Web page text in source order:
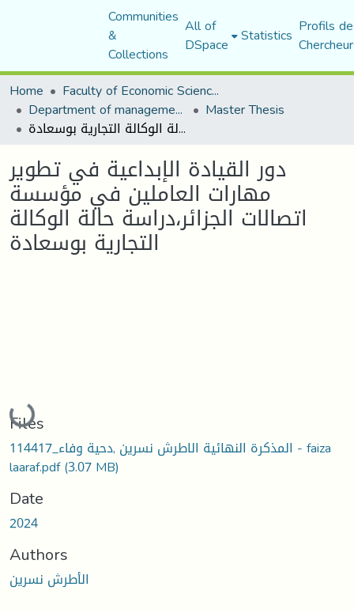
Communities
&
Collections
All of
DSpace Statistics Profils
Home
Faculty of Economic Sciences, Commerce and Management Sciences
Department of management sciences Master Thesis
دور القيادة الإبداعية في تطوير مهارات العاملين في مؤسسة اتصالات الجزائر،دراسة حالة الوكالة التجارية بوسعادة
دور القيادة الإبداعية في تطوير
مهارات العاملين في مؤسسة
اتصالات الجزائر،دراسة حالة الوكالة
التجارية بوسعادة
Loading...
Files
المذكرة النهائية الاطرش نسرين ,دحية وفاء_114417 - faiza
laaraf.pdf(3.07 MB)
Date
2024
Authors
الأطرش نسرين